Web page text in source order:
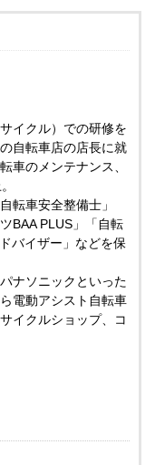
イクル）での研修を
自転車店の店長に就
車のメンテナンス、
転車安全整備士」
BAA PLUS」「自転
バイザー」などを保
ナソニックといった
電動アシスト自転車
イクルショップ、コ